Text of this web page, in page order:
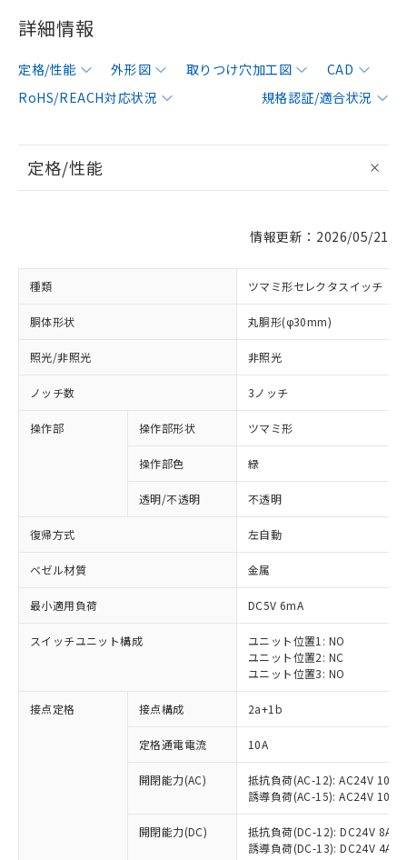
詳細情報
定格/性能 外形図 取りつけ穴加工図
CAD
RoHS/REACH対応状況
規格認証/適合状況
定格/性能
情報更新：2026/05/21
種類 ツマミ形セレクタスイッチ
胴体形状 丸胴形(φ30mm)
照光/非照光 非照光
ノッチ数 3ノッチ
操作部 操作部形状 ツマミ形
操作部色 緑
透明/不透明 不透明
復帰方式 左自動
ベゼル材質 金属
最小適用負荷 DC5V 6mA
スイッチユニット構成
ユニット位置1: NO
ユニット位置2: NC
ユニット位置3: NO
接点定格 接点構成 2a+1b
定格通電電流 10A
開閉能力(AC)
抵抗負荷(AC-12): AC24V 10A/
誘導負荷(AC-15): AC24V
開閉能力(DC)
抵抗負荷(DC-12): DC24V 8A/
誘導負荷(DC-13): DC24V 4A/
ご利用条件
対応済み：EU RoHS指令（10物質）の
非含有に対応した製品が提供可能な商品で
有に対応した製品に切り替える予定のある